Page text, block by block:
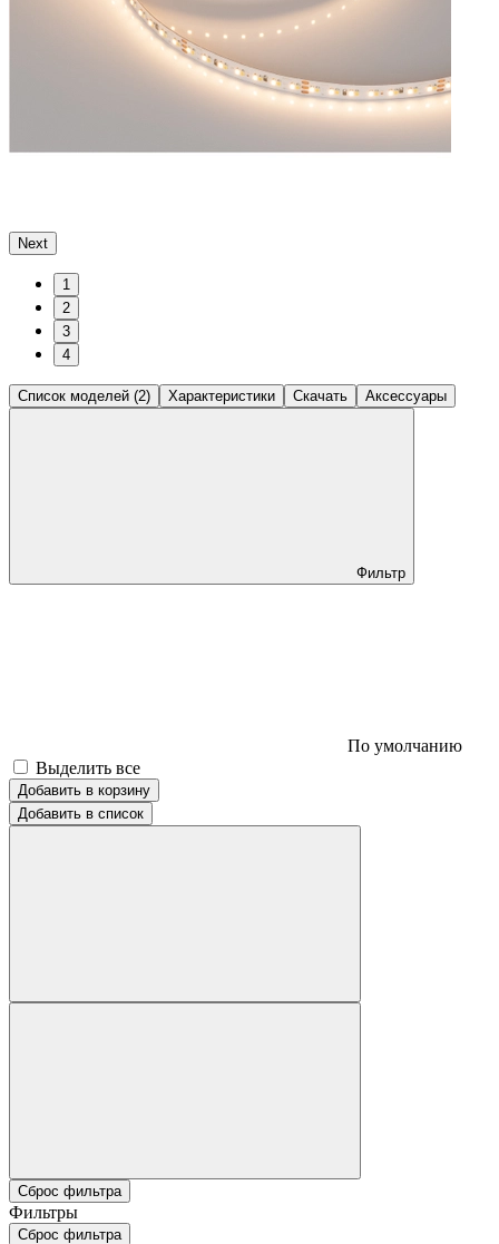
Next
1
2
3
4
Список моделей (2) Характеристики Скачать Аксессуары
Фильтр
По умолчанию
Выделить все
Добавить в корзину
Добавить в список
Сброс фильтра
Фильтры
Сброс фильтра